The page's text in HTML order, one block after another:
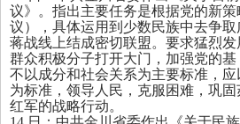
议》。指出主要任务是根据党的新
议），具体运用到少数民族中去争
蒋战线上结成密切联盟。要求猛烈
群众积极分子打开大门，加强党的基
不以成分和社会关系为主要标准，
为标准，领导人民，克服困难，巩
红军的战略行动。